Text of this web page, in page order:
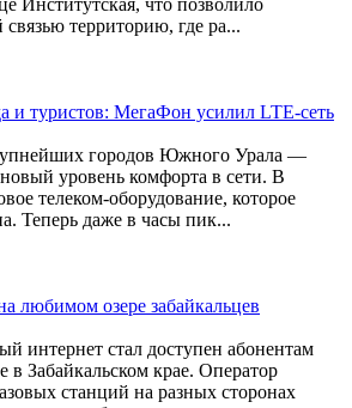
территорию, где ра...
и туристов: МегаФон усилил LTE-сеть
городов Южного Урала —
уровень комфорта в сети. В
телеком-оборудование, которое
Теперь даже в часы пик...
любимом озере забайкальцев
интернет стал доступен абонентам
Забайкальском крае. Оператор
станций на разных сторонах